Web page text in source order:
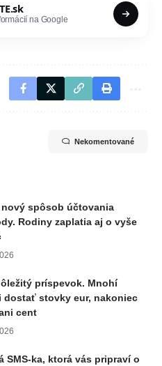
na Google
Nekomentované
spôsob účtovania
Rodiny zaplatia aj o vyše
príspevok. Mnohí
dostať stovky eur, nakoniec
cent
SMS-ka, ktorá vás pripraví o